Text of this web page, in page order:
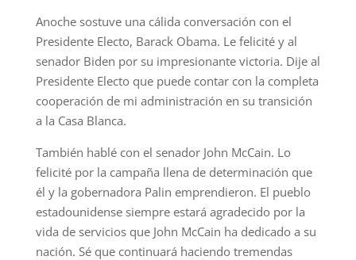
Anoche sostuve una cálida conversación con el
Presidente Electo, Barack Obama. Le felicité y al
senador Biden por su impresionante victoria. Dije al
Presidente Electo que puede contar con la completa
cooperación de mi administración en su transición
a la Casa Blanca.
También hablé con el senador John McCain. Lo
felicité por la campaña llena de determinación que
él y la gobernadora Palin emprendieron. El pueblo
estadounidense siempre estará agradecido por la
vida de servicios que John McCain ha dedicado a su
nación. Sé que continuará haciendo tremendas